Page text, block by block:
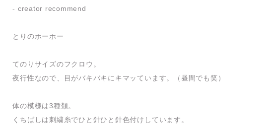
- creator recommend
とりのホーホー
てのりサイズのフクロウ。
夜行性なので、目がバキバキにキマッています。（昼間でも笑）
体の模様は3種類。
くちばしは刺繍糸でひと針ひと針色付けしています。